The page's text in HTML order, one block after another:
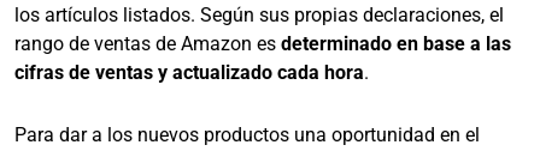
los artículos listados. Según sus propias declaraciones, el
rango de ventas de Amazon es determinado en base a las
cifras de ventas y actualizado cada hora.
Para dar a los nuevos productos una oportunidad en el